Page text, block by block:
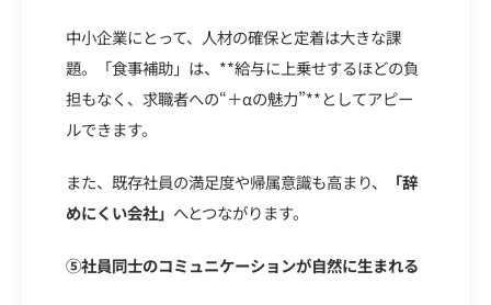
中小企業にとって、人材の確保と定着は大きな課
題。「食事補助」は、**給与に上乗せするほどの負
担もなく、求職者への“＋αの魅力”**としてアピー
ルできます。
また、既存社員の満足度や帰属意識も高まり、
「辞
めにくい会社」 へとつながります。
⑤社員同士のコミュニケーションが自然に生まれる